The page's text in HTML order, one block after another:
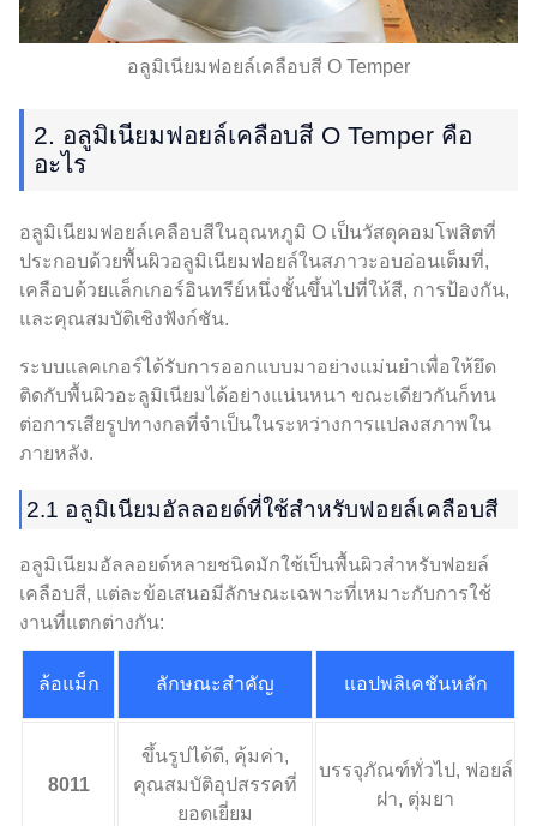
อลูมิเนียมฟอยล์เคลือบสี O Temper
2. อลูมิเนียมฟอยล์เคลือบสี O Temper คือ
อะไร
อลูมิเนียมฟอยล์เคลือบสีในอุณหภูมิ O เป็นวัสดุคอมโพสิตที่
ประกอบด้วยพื้นผิวอลูมิเนียมฟอยล์ในสภาวะอบอ่อนเต็มที่,
เคลือบด้วยแล็กเกอร์อินทรีย์หนึ่งชั้นขึ้นไปที่ให้สี, การป้องกัน,
และคุณสมบัติเชิงฟังก์ชัน.
ระบบแลคเกอร์ได้รับการออกแบบมาอย่างแม่นยำเพื่อให้ยึด
ติดกับพื้นผิวอะลูมิเนียมได้อย่างแน่นหนา ขณะเดียวกันก็ทน
ต่อการเสียรูปทางกลที่จำเป็นในระหว่างการแปลงสภาพใน
ภายหลัง.
2.1 อลูมิเนียมอัลลอยด์ที่ใช้สำหรับฟอยล์เคลือบสี
อลูมิเนียมอัลลอยด์หลายชนิดมักใช้เป็นพื้นผิวสำหรับฟอยล์
เคลือบสี, แต่ละข้อเสนอมีลักษณะเฉพาะที่เหมาะกับการใช้
งานที่แตกต่างกัน:
ล้อแม็ก ลักษณะสำคัญ แอปพลิเคชันหลัก
8011
ขึ้นรูปได้ดี, คุ้มค่า,
คุณสมบัติอุปสรรคที่
ยอดเยี่ยม
บรรจุภัณฑ์ทั่วไป, ฟอยล์
ฝา, ตุ่มยา